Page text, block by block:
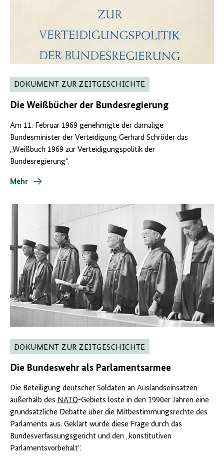
DOKUMENT ZUR ZEITGESCHICHTE
Die Weißbücher der Bundesregierung
Am 11. Februar 1969 genehmigte der damalige
Bundesminister der Verteidigung Gerhard Schröder das
„Weißbuch 1969 zur Verteidigungspolitik der
Bundesregierung“.
Mehr
DOKUMENT ZUR ZEITGESCHICHTE
Die Bundeswehr als Parlamentsarmee
Die Beteiligung deutscher Soldaten an Auslandseinsätzen
außerhalb des NATO-Gebiets löste in den 1990er Jahren eine
grundsätzliche Debatte über die Mitbestimmungsrechte des
Parlaments aus. Geklärt wurde diese Frage durch das
Bundesverfassungsgericht und den „konstitutiven
Parlamentsvorbehalt“.